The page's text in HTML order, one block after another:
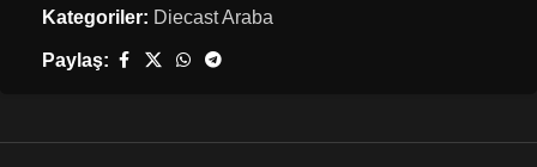
Kategoriler: Diecast Araba
Paylaş: